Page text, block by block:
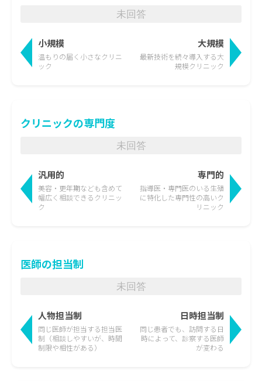
未回答
小規模
温もりの届く 小さなクリニ
ック
最新技術を続々導入する大
規模クリニック
大規模
クリニックの専門度
未回答
汎用的
美容・更年期なども含めて
幅広く相談できるクリニッ
ク
指導医・専門医のいる生殖
に特化した専門性の高いク
リニック
専門的
医師の担当制
未回答
人物担当制
同じ医師が担当する担当医
制 （相談しやすいが、時間
制限や相性がある）
同じ患者でも、訪問する日
時によって、 診察する医師
が変わる
日時担当制